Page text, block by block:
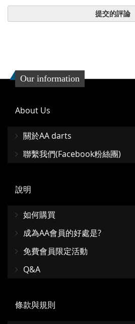
提交的評論
Our information
About Us
關於AA darts
聯繫我們(Facebook粉絲團)
說明
如何購買
成為AA會員的好處是?
免費會員限定活動
Q&A
條款與規則